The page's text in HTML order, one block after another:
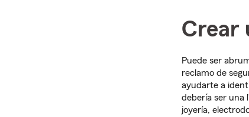
Crear
Puede ser
reclamo de
ayudarte a
debería ser una
joyería,